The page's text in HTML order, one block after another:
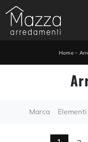
Home-
Marca Elementi